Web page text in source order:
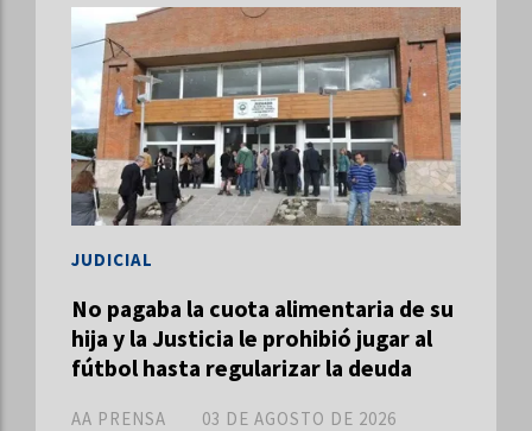
No pagaba la cuota alimentaria de su
hija y la Justicia le prohibió jugar al
fútbol hasta regularizar la deuda
AA PRENSA
JUDICIAL
03 DE AGOSTO DE 2026